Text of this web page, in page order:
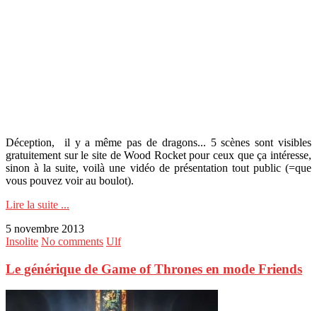
Déception, il y a même pas de dragons... 5 scènes sont visibles
gratuitement sur le site de Wood Rocket pour ceux que ça intéresse,
sinon à la suite, voilà une vidéo de présentation tout public (=que
vous pouvez voir au boulot).
Lire la suite ...
5 novembre 2013
Insolite No comments Ulf
Le générique de Game of Thrones en mode Friends